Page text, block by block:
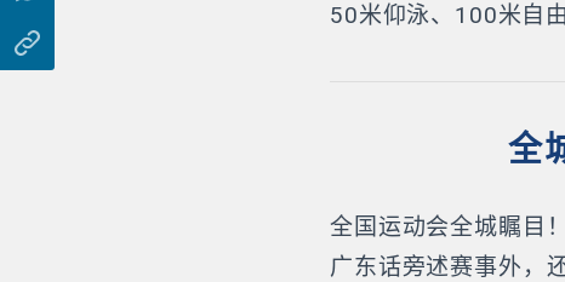
50米仰泳、100米自
全
全国运动会全城瞩目
广东话旁述赛事外，